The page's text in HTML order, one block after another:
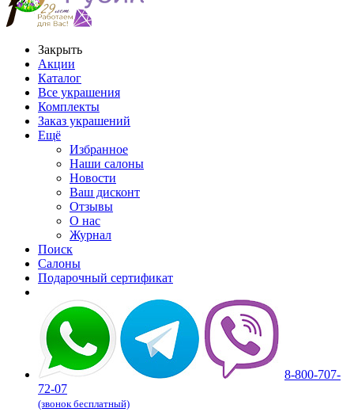
Закрыть
Акции
Каталог
Все украшения
Комплекты
Заказ украшений
Ещё
Избранное
Наши салоны
Новости
Ваш дисконт
Отзывы
О нас
Журнал
Поиск
Салоны
Подарочный сертификат
8-800-707-
72-07
(звонок бесплатный)